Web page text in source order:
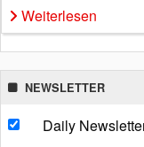
Weiterlesen
NEWSLETTER
Daily